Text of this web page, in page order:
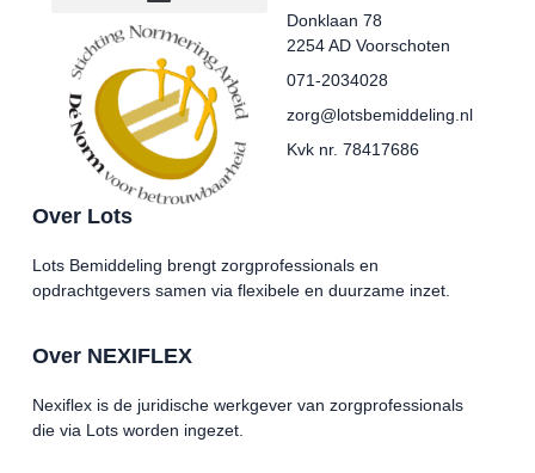
Over Lots
Lots Bemiddeling brengt zorgprofessionals en
opdrachtgevers samen via flexibele en duurzame inzet.
Over NEXIFLEX
Nexiflex is de juridische werkgever van zorgprofessionals
die via Lots worden ingezet.
Donklaan 78
2254 AD Voorschoten
071-2034028
zorg@lotsbemiddeling.nl
Kvk nr. 78417686